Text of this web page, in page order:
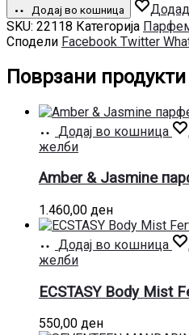
Додај во кошница
SKU: 22118 Категорија
Сподели Facebook Twitter
Поврзани продукти
Додај во кошница
желби
Amber & Jasmine
1.460,00 ден
Додај во кошница
желби
ECSTASY Body Mist
550,00 ден